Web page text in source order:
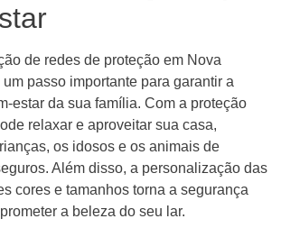
de redes de proteção em Nova
passo importante para garantir a
estar da sua família. Com a proteção
relaxar e aproveitar sua casa,
os idosos e os animais de
Além disso, a personalização das
cores e tamanhos torna a segurança
a beleza do seu lar.